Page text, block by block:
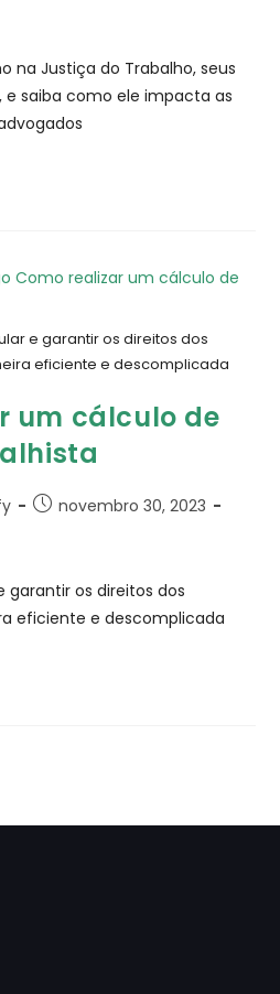
na Justiça do Trabalho, seus
e saiba como ele impacta as
e garantir os direitos dos
eficiente e descomplicada
um cálculo de
novembro 30, 2023
os direitos dos
eficiente e descomplicada